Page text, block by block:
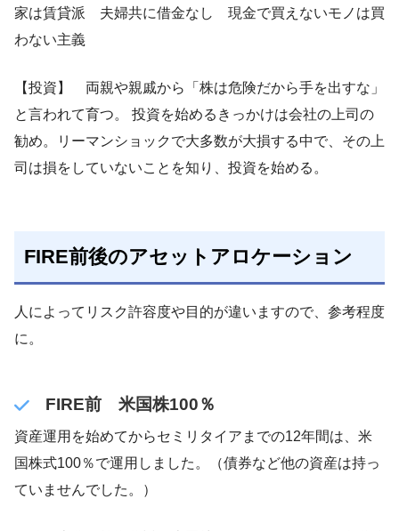
家は賃貸派 夫婦共に借金なし 現金で買えないモノは買
わない主義
【投資】 両親や親戚から「株は危険だから手を出すな」
と言われて育つ。 投資を始めるきっかけは会社の上司の
勧め。リーマンショックで大多数が大損する中で、その上
司は損をしていないことを知り、投資を始める。
FIRE前後のアセットアロケーション
人によってリスク許容度や目的が違いますので、参考程度
に。
FIRE前 米国株100％
資産運用を始めてからセミリタイアまでの12年間は、米
国株式100％で運用しました。（債券など他の資産は持っ
ていませんでした。）